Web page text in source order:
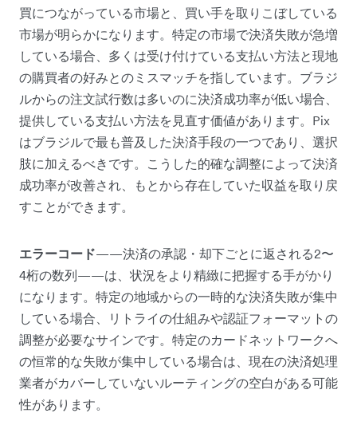
買につながっている市場と、買い手を取りこぼしている
市場が明らかになります。特定の市場で決済失敗が急増
している場合、多くは受け付けている支払い方法と現地
の購買者の好みとのミスマッチを指しています。ブラジ
ルからの注文試行数は多いのに決済成功率が低い場合、
提供している支払い方法を見直す価値があります。Pix
はブラジルで最も普及した決済手段の一つであり、選択
肢に加えるべきです。こうした的確な調整によって決済
成功率が改善され、もとから存在していた収益を取り戻
すことができます。
エラーコード——決済の承認・却下ごとに返される2〜
4桁の数列——は、状況をより精緻に把握する手がかり
になります。特定の地域からの一時的な決済失敗が集中
している場合、リトライの仕組みや認証フォーマットの
調整が必要なサインです。特定のカードネットワークへ
の恒常的な失敗が集中している場合は、現在の決済処理
業者がカバーしていないルーティングの空白がある可能
性があります。